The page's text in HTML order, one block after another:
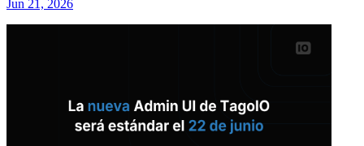
Jun 21, 2026